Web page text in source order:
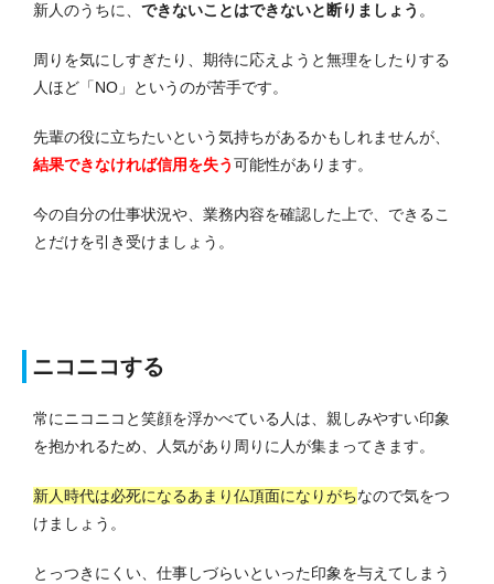
新人のうちに、 できないことはできないと断りましょう 。
周りを気にしすぎたり、期待に応えようと無理をしたりする
人ほど「NO」というのが苦手です。
先輩の役に立ちたいという気持ちがあるかもしれませんが、
結果できなければ信用を失う可能性があります。
今の自分の仕事状況や、業務内容を確認した上で、できるこ
とだけを引き受けましょう。
ニコニコする
常にニコニコと笑顔を浮かべている人は、親しみやすい印象
を抱かれるため、人気があり周りに人が集まってきます。
新人時代は必死になるあまり仏頂面になりがちなので気をつ
けましょう。
とっつきにくい、仕事しづらいといった印象を与えてしまう